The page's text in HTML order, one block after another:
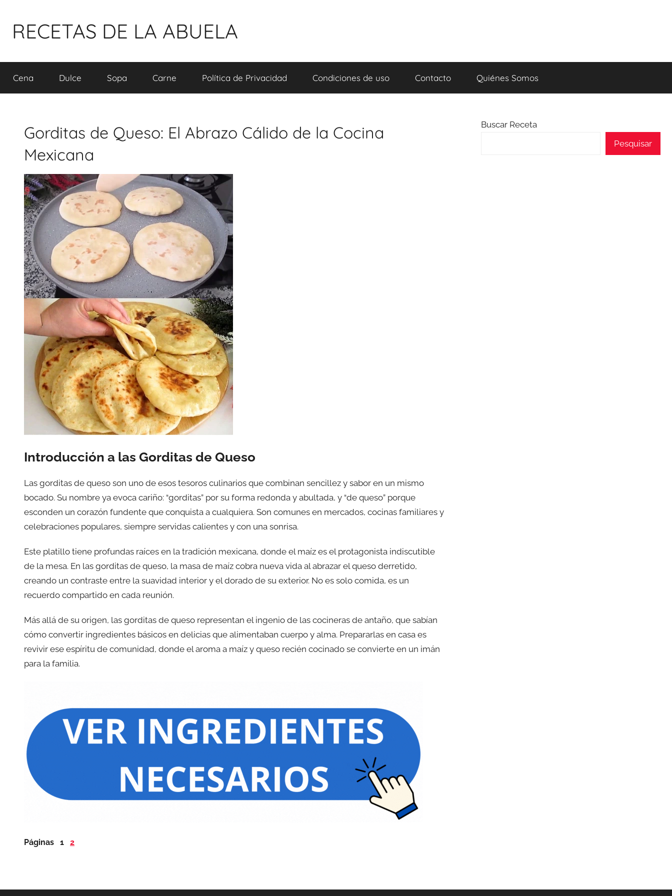
RECETAS DE LA ABUELA
Cena Dulce Sopa Carne Política de Privacidad Condiciones de uso Contacto Quiénes Somos
Gorditas de Queso: El Abrazo Cálido de la Cocina
Mexicana
Introducción a las Gorditas de Queso
Las gorditas de queso son uno de esos tesoros culinarios que combinan sencillez y sabor en un mismo
bocado. Su nombre ya evoca cariño: “gorditas” por su forma redonda y abultada, y “de queso” porque
esconden un corazón fundente que conquista a cualquiera. Son comunes en mercados, cocinas familiares y
celebraciones populares, siempre servidas calientes y con una sonrisa.
Este platillo tiene profundas raíces en la tradición mexicana, donde el maíz es el protagonista indiscutible
de la mesa. En las gorditas de queso, la masa de maíz cobra nueva vida al abrazar el queso derretido,
creando un contraste entre la suavidad interior y el dorado de su exterior. No es solo comida, es un
recuerdo compartido en cada reunión.
Más allá de su origen, las gorditas de queso representan el ingenio de las cocineras de antaño, que sabían
cómo convertir ingredientes básicos en delicias que alimentaban cuerpo y alma. Prepararlas en casa es
revivir ese espíritu de comunidad, donde el aroma a maíz y queso recién cocinado se convierte en un imán
para la familia.
Páginas 1 2
Buscar Receta
Pesquisar